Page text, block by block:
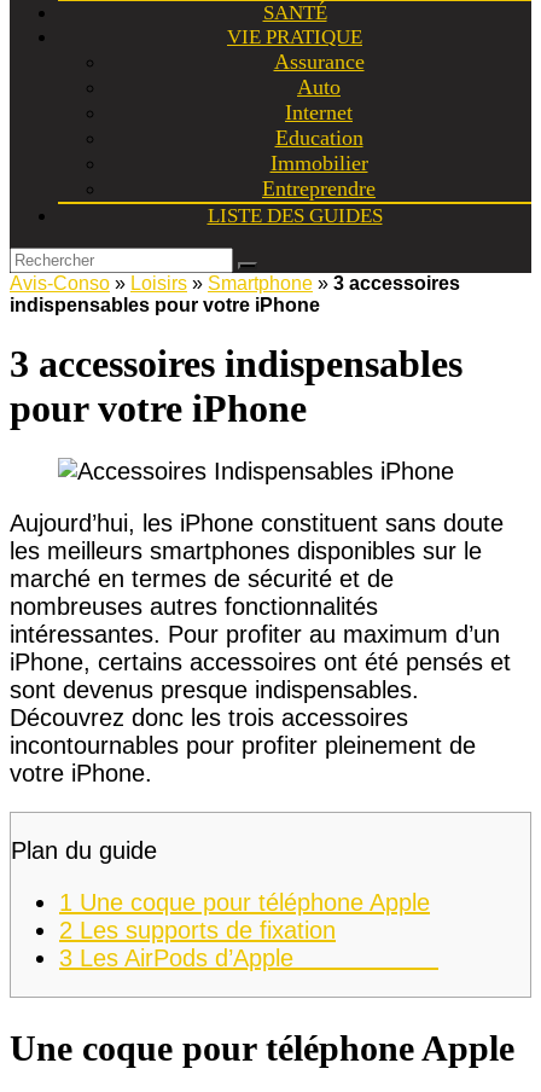
SANTÉ
VIE PRATIQUE
Assurance
Auto
Internet
Education
Immobilier
Entreprendre
LISTE DES GUIDES
Avis-Conso » Loisirs » Smartphone » 3 accessoires
indispensables pour votre iPhone
3 accessoires indispensables
pour votre iPhone
Aujourd’hui, les iPhone constituent sans doute
les meilleurs smartphones disponibles sur le
marché en termes de sécurité et de
nombreuses autres fonctionnalités
intéressantes. Pour profiter au maximum d’un
iPhone, certains accessoires ont été pensés et
sont devenus presque indispensables.
Découvrez donc les trois accessoires
incontournables pour profiter pleinement de
votre iPhone.
Plan du guide
1 Une coque pour téléphone Apple
2 Les supports de fixation
3 Les AirPods d’Apple
Une coque pour téléphone Apple